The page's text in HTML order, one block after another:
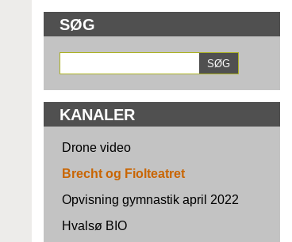
SØG
KANALER
Drone video
Brecht og Fiolteatret
Opvisning gymnastik april 2022
Hvalsø BIO